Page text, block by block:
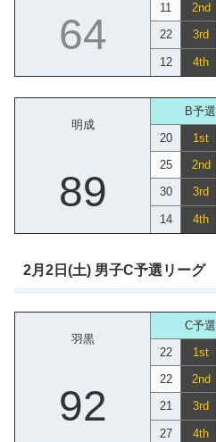
64
11 2nd
22 3rd
12 4th
明成
B予選
20
1st
89
25 2nd
30 3rd
14 4th
2月2日(土) 男子C予選リーグ
羽黒
C予選
22
1st
92
22 2nd
21 3rd
27 4th